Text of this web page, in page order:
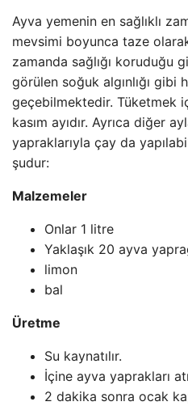
Ayva yemenin en sağlıklı
mevsimi boyunca taze
zamanda sağlığı koruduğu
görülen soğuk algınlığı gibi
geçebilmektedir. Tüketmek
kasım ayıdır. Ayrıca diğer
yapraklarıyla çay da
şudur:
Malzemeler
Onlar 1 litre
Yaklaşık 20 ayva
limon
bal
Üretme
Su kaynatılır.
İçine ayva yaprakları
2 dakika sonra ocak